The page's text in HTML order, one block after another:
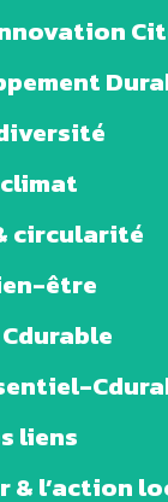
circularité
être
liens
& l’action